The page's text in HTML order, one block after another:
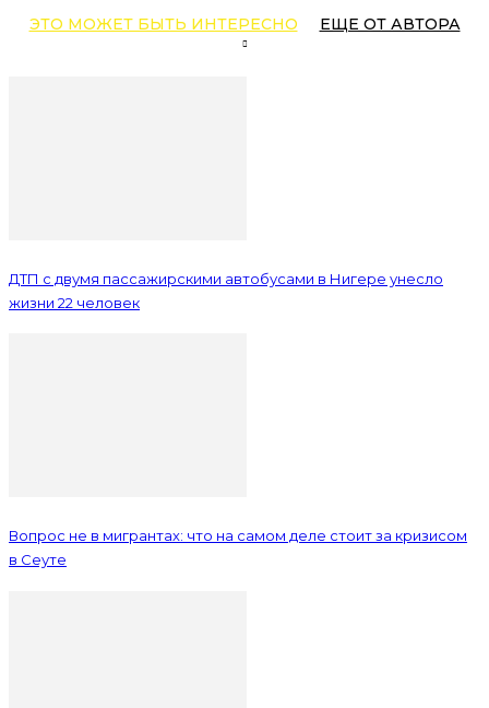
ЭТО МОЖЕТ БЫТЬ ИНТЕРЕСНО ЕЩЕ ОТ АВТОРА
ДТП с двумя пассажирскими автобусами в Нигере унесло
жизни 22 человек
Вопрос не в мигрантах: что на самом деле стоит за кризисом
в Сеуте